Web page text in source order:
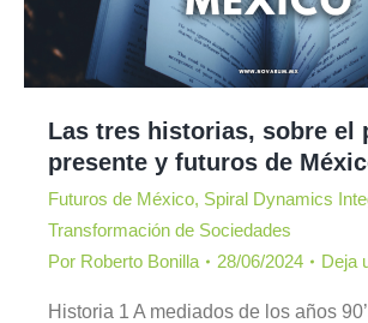
Las tres historias, sobre el
presente y futuros de
Futuros de México, Spiral Dynamics
Transformación de Sociedades
Por Roberto Bonilla 28/06/2024 Deja
Historia 1 A mediados de los años